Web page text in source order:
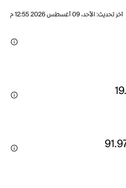
آخر تحديث:الأحد، 09 أغسطس 2026 12:55 م